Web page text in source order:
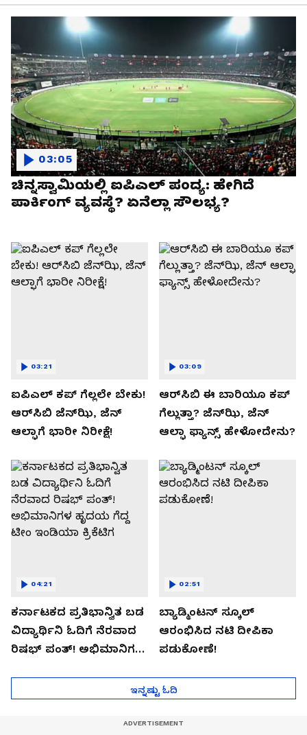
ಚಿನ್ನಸ್ವಾಮಿಯಲ್ಲಿ ಐಪಿಎಲ್‌ ಪಂದ್ಯ: ಹೇಗಿದೆ
ಪಾರ್ಕಿಂಗ್ ವ್ಯವಸ್ಥೆ? ಏನೆಲ್ಲಾ ಸೌಲಭ್ಯ?
03:05
ಐಪಿಎಲ್ ಕಪ್‌ ಗೆಲ್ಲಲೇ ಬೇಕು!
ಆರ್‌ಸಿಬಿ ಜೆನ್‌ಝಿ, ಜೆನ್‌
ಆಲ್ಫಾಗೆ ಭಾರೀ ನಿರೀಕ್ಷೆ!
03:21
ಆರ್‌ಸಿಬಿ ಈ ಬಾರಿಯೂ ಕಪ್‌
ಗೆಲ್ಲುತ್ತಾ? ಜೆನ್‌ಝಿ, ಜೆನ್‌
ಆಲ್ಫಾ ಫ್ಯಾನ್ಸ್ ಹೇಳೋದೇನು?
03:09
ಕರ್ನಾಟಕದ ಪ್ರತಿಭಾನ್ವಿತ ಬಡ
ವಿದ್ಯಾರ್ಥಿನಿ ಓದಿಗೆ ನೆರವಾದ
ರಿಷಭ್ ಪಂತ್! ಅಭಿಮಾನಿಗಳ
04:21
ಬ್ಯಾಡ್ಮಿಂಟನ್ ಸ್ಕೂಲ್​
ಆರಂಭಿಸಿದ ನಟಿ ದೀಪಿಕಾ
ಪಡುಕೋಣೆ!
02:51
ಇನ್ನಷ್ಟು ಓದಿ